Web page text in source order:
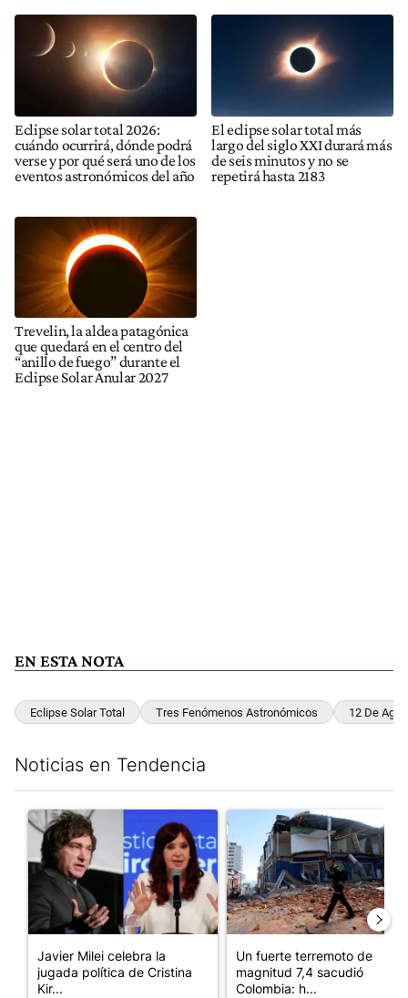
Eclipse solar total 2026:
cuándo ocurrirá, dónde podrá
verse y por qué será uno de los
eventos astronómicos del año
El eclipse solar total más
largo del siglo XXI durará más
de seis minutos y no se
repetirá hasta 2183
Trevelin, la aldea patagónica
que quedará en el centro del
“anillo de fuego” durante el
Eclipse Solar Anular 2027
EN ESTA NOTA
Eclipse Solar Total Tres Fenómenos Astronómicos 12 De
Noticias en Tendencia
Un artículo de tendencia con el título "Javier Milei celebra la
Javier Milei celebra la
jugada política de Cristina
Kir...
Un artículo de tendencia con
Un fuerte terremoto de
magnitud 7,4 sacudió
Colombia: h...